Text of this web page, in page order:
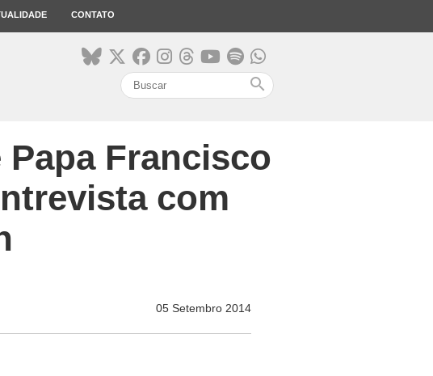
CONTATO
search
Papa Francisco
com
05 Setembro 2014